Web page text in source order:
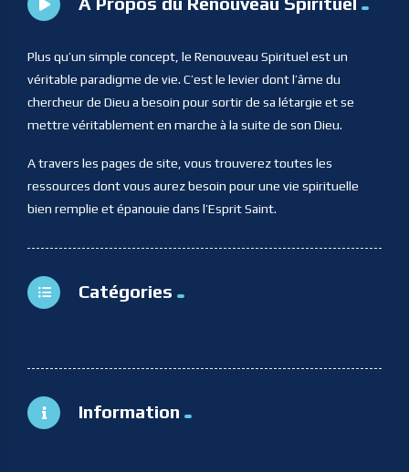
Plus qu’un simple concept, le Renouveau Spirituel est un
véritable paradigme de vie. C’est le levier dont l’âme du
chercheur de Dieu a besoin pour sortir de sa létargie et se
mettre véritablement en marche à la suite de son Dieu.
A travers les pages de site, vous trouverez toutes les
ressources dont vous aurez besoin pour une vie spirituelle
bien remplie et épanouie dans l’Esprit Saint.
Catégories
Information